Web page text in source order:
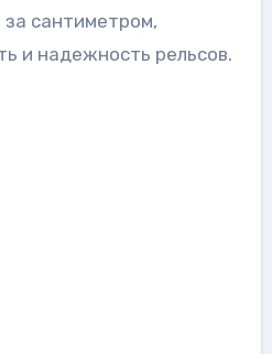
сантиметром,
и надежность рельсов.